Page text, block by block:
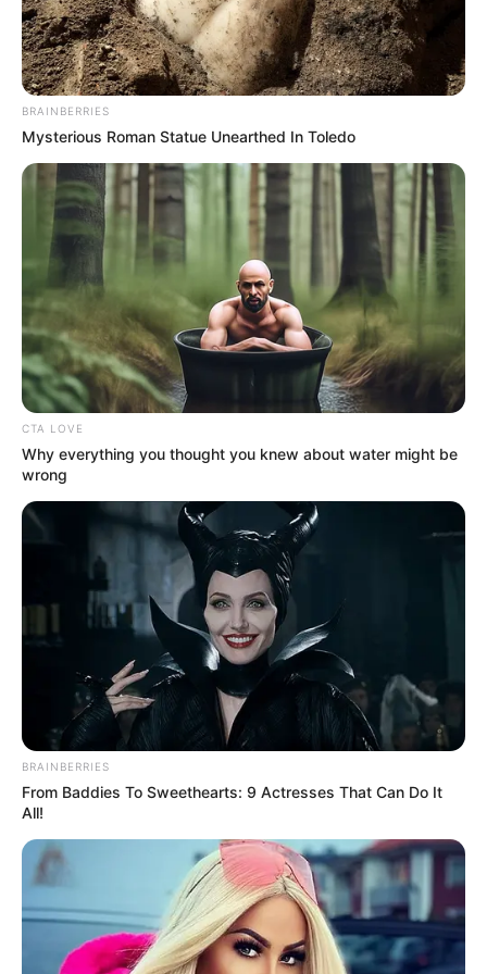
INSPIRASI
Kisah Nabi Syuaib, Diutus untuk
BRAINBERRIES
Mysterious Roman Statue Unearthed In Toledo
CTA LOVE
Why everything you thought you knew about water might be
wrong
BRAINBERRIES
From Baddies To Sweethearts: 9 Actresses That Can Do It
All!